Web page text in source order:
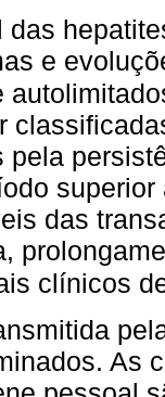
das
e
pela
das
clínicos
As